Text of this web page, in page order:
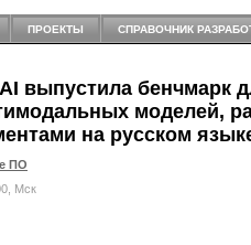
ПРОЕКТЫ СПРАВОЧНИК
выпустила бенчмарк
моделей,
на русском
ПО
Мск